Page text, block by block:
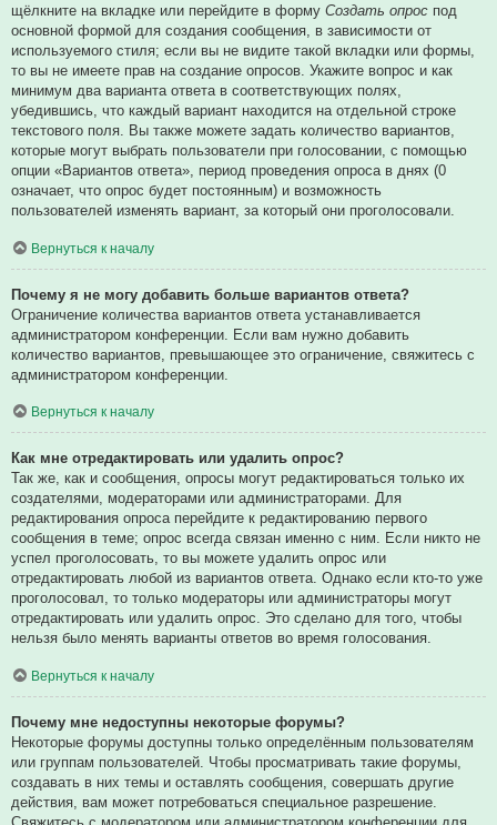
щёлкните на вкладке или перейдите в форму Создать опрос под
основной формой для создания сообщения, в зависимости от
используемого стиля; если вы не видите такой вкладки или формы,
то вы не имеете прав на создание опросов. Укажите вопрос и как
минимум два варианта ответа в соответствующих полях,
убедившись, что каждый вариант находится на отдельной строке
текстового поля. Вы также можете задать количество вариантов,
которые могут выбрать пользователи при голосовании, с помощью
опции «Вариантов ответа», период проведения опроса в днях (0
означает, что опрос будет постоянным) и возможность
пользователей изменять вариант, за который они проголосовали.
Вернуться к началу
Почему я не могу добавить больше вариантов ответа?
Ограничение количества вариантов ответа устанавливается
администратором конференции. Если вам нужно добавить
количество вариантов, превышающее это ограничение, свяжитесь с
администратором конференции.
Вернуться к началу
Как мне отредактировать или удалить опрос?
Так же, как и сообщения, опросы могут редактироваться только их
создателями, модераторами или администраторами. Для
редактирования опроса перейдите к редактированию первого
сообщения в теме; опрос всегда связан именно с ним. Если никто не
успел проголосовать, то вы можете удалить опрос или
отредактировать любой из вариантов ответа. Однако если кто-то уже
проголосовал, то только модераторы или администраторы могут
отредактировать или удалить опрос. Это сделано для того, чтобы
нельзя было менять варианты ответов во время голосования.
Вернуться к началу
Почему мне недоступны некоторые форумы?
Некоторые форумы доступны только определённым пользователям
или группам пользователей. Чтобы просматривать такие форумы,
создавать в них темы и оставлять сообщения, совершать другие
действия, вам может потребоваться специальное разрешение.